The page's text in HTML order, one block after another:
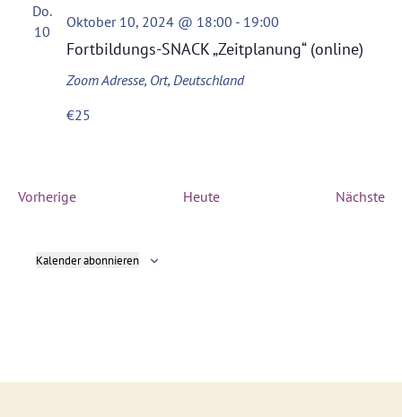
Do.
10
Fortbildungs-SNACK „Zeitplanung“ (online)
Oktober 10, 2024 @ 18:00 - 19:00
ZoomAdresse, Ort, Deutschland
€25
VorherigeVeranstaltungen Heute Nächste
Kalender abonnieren